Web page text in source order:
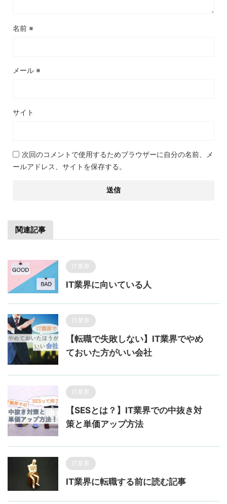
名前 ※
メール ※
サイト
次回のコメントで使用するためブラウザーに自分の名前、メ
ールアドレス、サイトを保存する。
関連記事
IT業界
IT業界に向いている人
IT業界
【転職で失敗しない】IT業界でやめ
ておいた方がいい会社
IT業界
【SESとは？】IT業界での中抜き対
策と単価アップ方法
IT業界
IT業界に転職する前に読む記事